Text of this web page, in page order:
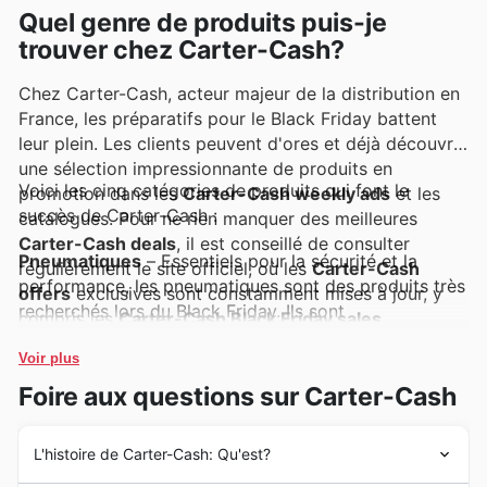
Quel genre de produits puis-je
trouver chez Carter-Cash?
Chez Carter-Cash, acteur majeur de la distribution en
France, les préparatifs pour le Black Friday battent
leur plein. Les clients peuvent d'ores et déjà découvrir
une sélection impressionnante de produits en
promotion dans lesCarter-Cash weekly ads et les
catalogues. Pour ne rien manquer des meilleures
Carter-Cash deals, il est conseillé de consulter
régulièrement le site officiel, où les Carter-Cash
offersexclusives sont constamment mises à jour, y
compris lesCarter-Cash Black Friday sales
Voici les cinq catégories de produits qui font le
succès de Carter-Cash :
Pneumatiques– Essentiels pour la sécurité et la
performance, les pneumatiques sont des produits très
recherchés lors du Black Friday. Ils sont
weekly ads
de renouvellement à prix réduit. Profitez de ces
Carter-Cash dealspour équiper votre véhicule avec
Huiles Moteur– La maintenance de votre véhicule
Voir plus
Foire aux questions sur Carter-Cash
L'histoire de Carter-Cash: Qu'est?